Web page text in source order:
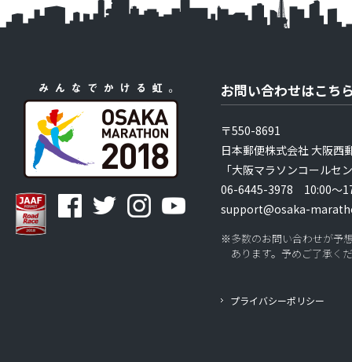
お問い合わせはこち
〒550-8691
日本郵便株式会社 大阪西
「大阪マラソンコールセ
06-6445-3978 10:00～
support@osaka-
※多数のお問い合わせが予
あります。予めご了承く
プライバシーポリシー